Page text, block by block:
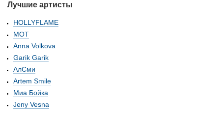
Лучшие артисты
HOLLYFLAME
МОТ
Anna Volkova
Garik Garik
АлСми
Artem Smile
Миа Бойка
Jeny Vesna